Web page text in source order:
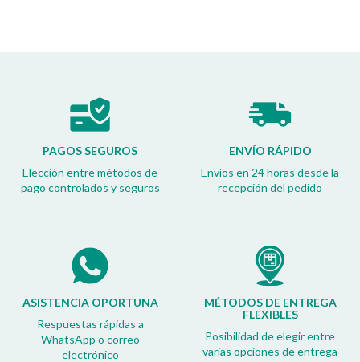
PAGOS SEGUROS
Elección entre métodos de
pago controlados y seguros
ENVÍO RÁPIDO
Envíos en 24 horas desde la
recepción del pedido
ASISTENCIA OPORTUNA
Respuestas rápidas a
WhatsApp o correo
electrónico
MÉTODOS DE ENTREGA
FLEXIBLES
Posibilidad de elegir entre
varias opciones de entrega